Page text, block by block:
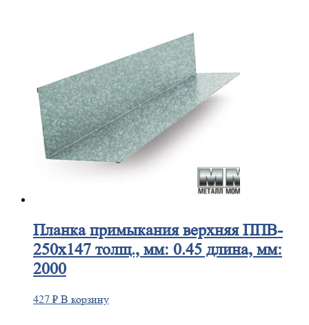
Планкапримыкания верхняя ППВ-
250х147 толщ., мм: 0.45 длина, мм:
2000
427 ₽ В корзину